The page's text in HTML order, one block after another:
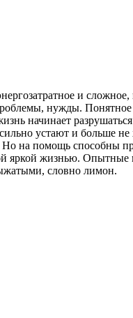
и
нужды. Понятное
начинает
устают и больше не
на помощь
жизнью. Опытные
словно лимон.